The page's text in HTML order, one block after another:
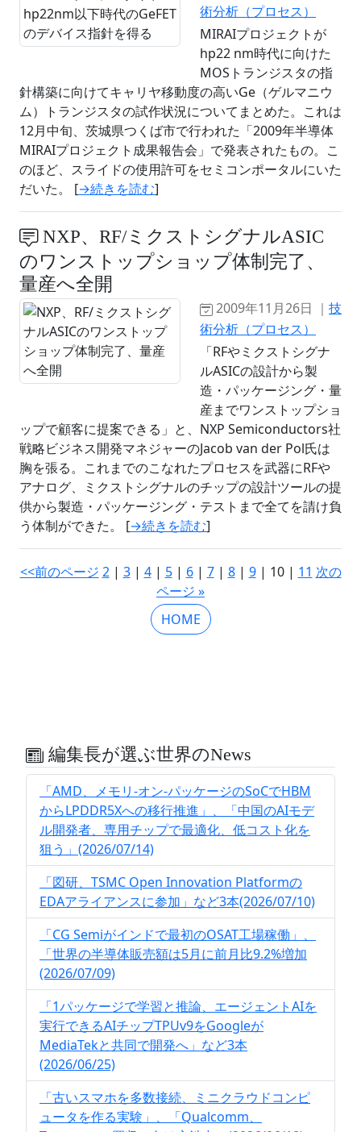
術分析（プロセス）
MIRAIプロジェクトが
hp22 nm時代に向けた
MOSトランジスタの指
針構築に向けてキャリヤ移動度の高いGe（ゲルマニウ
ム）トランジスタの試作状況についてまとめた。これは
12月中旬、茨城県つくば市で行われた「2009年半導体
MIRAIプロジェクト成果報告会」で発表されたもの。こ
のほど、スライドの使用許可をセミコンポータルにいた
だいた。 [→続きを読む]
NXP、RF/ミクストシグナルASIC
のワンストップショップ体制完了、
量産へ全開
2009年11月26日 ｜ 技
術分析（プロセス）
「RFやミクストシグナ
ルASICの設計から製
造・パッケージング・量
産までワンストップショ
ップで顧客に提案できる」と、NXP Semiconductors社
戦略ビジネス開発マネジャーのJacob van der Pol氏は
胸を張る。これまでのこなれたプロセスを武器にRFや
アナログ、ミクストシグナルのチップの設計ツールの提
供から製造・パッケージング・テストまで全てを請け負
う体制ができた。 [→続きを読む]
<<前のページ 2| 3| 4| 5| 6| 7| 8| 9| 10 | 11 次の
ページ »
HOME
編集長が選ぶ世界のNews
「AMD、メモリ-オン-パッケージのSoCでHBM
からLPDDR5Xへの移行推進」、「中国のAIモデ
ル開発者、専用チップで最適化、低コスト化を
狙う」(2026/07/14)
「図研、TSMC Open Innovation Platformの
EDAアライアンスに参加」など3本(2026/07/10)
「CG Semiがインドで最初のOSAT工場稼働」、
「世界の半導体販売額は5月に前月比9.2%増加
(2026/07/09)
「1パッケージで学習と推論、エージェントAIを
実行できるAIチップTPUv9をGoogleが
MediaTekと共同で開発へ」など3本
(2026/06/25)
「古いスマホを多数接続、ミニクラウドコンピ
ュータを作る実験」、「Qualcomm、